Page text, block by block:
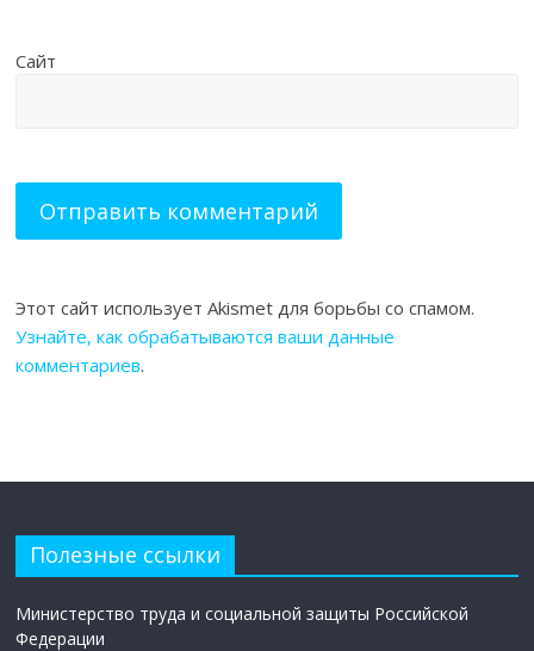
Сайт
Этот сайт использует Akismet для борьбы со спамом.
Узнайте, как обрабатываются ваши данные
комментариев.
Полезные ссылки
Министерство труда и социальной защиты Российской
Федерации